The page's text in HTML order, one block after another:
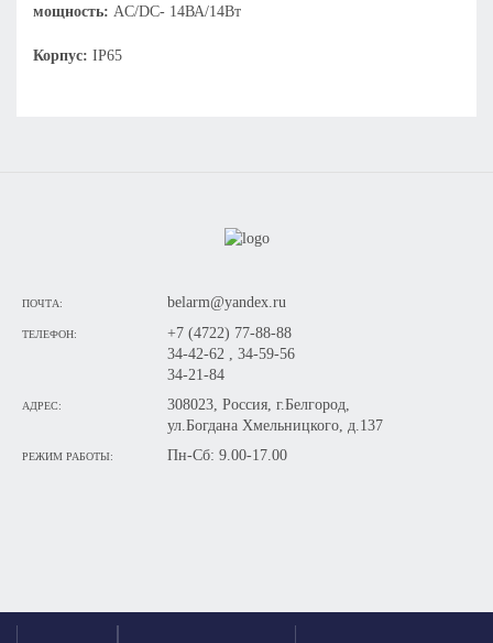
мощность: AC/DC- 14ВА/14Вт
Корпус: IP65
ПОЧТА: belarm@yandex.ru
ТЕЛЕФОН:
+7 (4722) 77-88-88
34-42-62 , 34-59-56
34-21-84
АДРЕС:
308023, Россия, г.Белгород,
ул.Богдана Хмельницкого, д.137
РЕЖИМ РАБОТЫ: Пн-Сб: 9.00-17.00